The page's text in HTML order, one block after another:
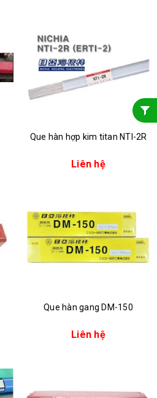
Que hàn hợp kim titan NTI-2R
Liên hệ
Que hàn gang DM-150
Liên hệ